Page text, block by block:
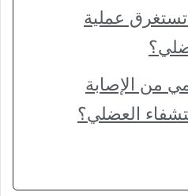
عملية
من الإصابة
العضلي؟